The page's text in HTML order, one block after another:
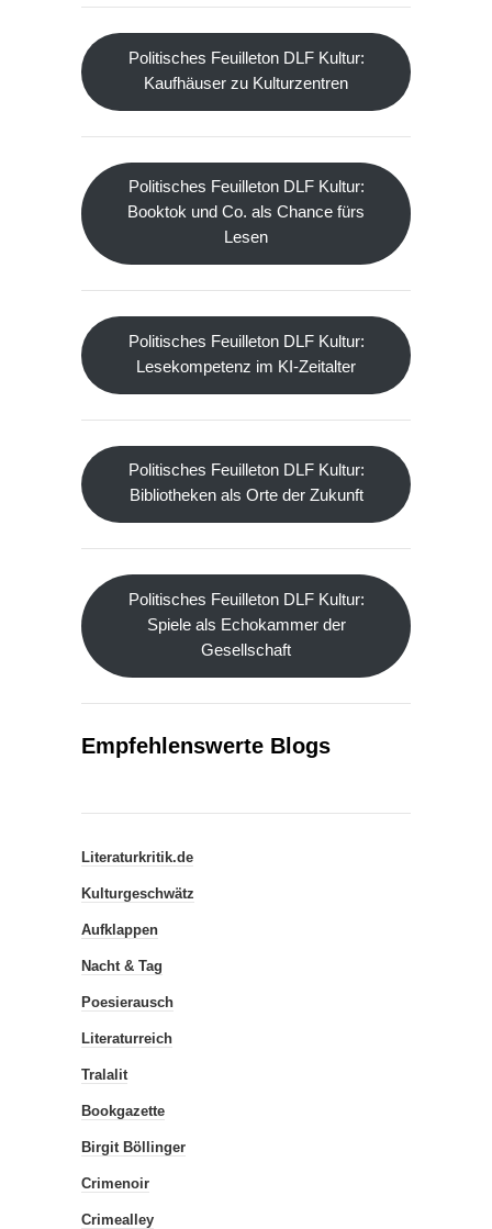
Politisches Feuilleton DLF Kultur:
Kaufhäuser zu Kulturzentren
Politisches Feuilleton DLF Kultur:
Booktok und Co. als Chance fürs
Lesen
Politisches Feuilleton DLF Kultur:
Lesekompetenz im KI-Zeitalter
Politisches Feuilleton DLF Kultur:
Bibliotheken als Orte der Zukunft
Politisches Feuilleton DLF Kultur:
Spiele als Echokammer der
Gesellschaft
Empfehlenswerte Blogs
Literaturkritik.de
Kulturgeschwätz
Aufklappen
Nacht & Tag
Poesierausch
Literaturreich
Tralalit
Bookgazette
Birgit Böllinger
Crimenoir
Crimealley